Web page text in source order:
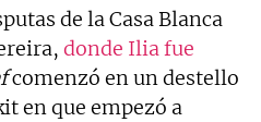
de la Casa Blanca
donde Ilia fue
comenzó en un destello
en que empezó a